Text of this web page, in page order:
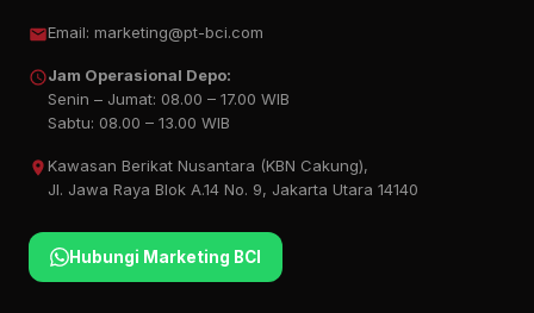
Email: marketing@pt-bci.com
Jam Operasional Depo:
Senin – Jumat: 08.00 – 17.00 WIB
Sabtu: 08.00 – 13.00 WIB
Kawasan Berikat Nusantara (KBN Cakung),
Jl. Jawa Raya Blok A.14 No. 9, Jakarta Utara 14140
Hubungi Marketing BCI